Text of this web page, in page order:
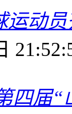
运动
四届